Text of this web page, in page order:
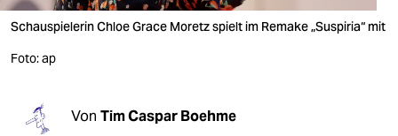
verlag
veranstaltungen
fragen & hilfe
Schauspielerin Chloe Grace Moretz spielt im Remake „Suspiria“ mit
Foto: ap
Von Tim Caspar Boehme